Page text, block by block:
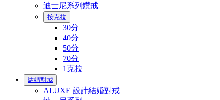
迪士尼系列鑽戒
按克拉
30分
40分
50分
70分
1克拉
結婚對戒
ALUXE 設計結婚對戒